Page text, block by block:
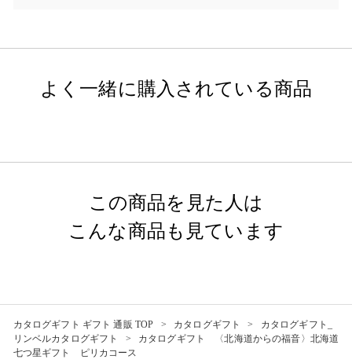
よく一緒に購入されている商品
この商品を見た人は
こんな商品も見ています
カタログギフト ギフト 通販 TOP カタログギフト
カタログギフト_
リンベルカタログギフト
カタログギフト 〈北海道からの福音〉北海道
七つ星ギフト ピリカコース